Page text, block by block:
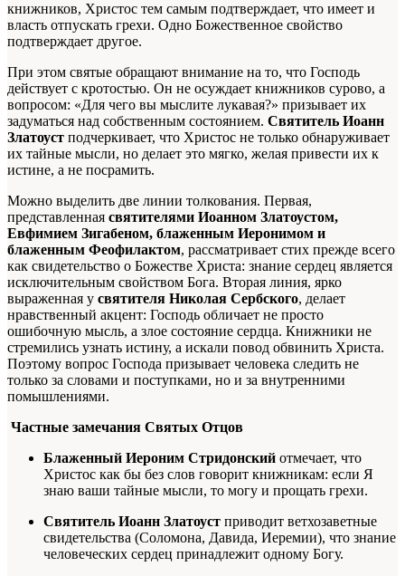
книжников, Христос тем самым подтверждает, что имеет и
власть отпускать грехи. Одно Божественное свойство
подтверждает другое.
При этом святые обращают внимание на то, что Господь
действует с кротостью. Он не осуждает книжников сурово, а
вопросом: «Для чего вы мыслите лукавая?» призывает их
задуматься над собственным состоянием. Святитель Иоанн
Златоуст подчеркивает, что Христос не только обнаруживает
их тайные мысли, но делает это мягко, желая привести их к
истине, а не посрамить.
Можно выделить две линии толкования. Первая,
представленная святителями Иоанном Златоустом,
Евфимием Зигабеном, блаженным Иеронимом и
блаженным Феофилактом, рассматривает стих прежде всего
как свидетельство о Божестве Христа: знание сердец является
исключительным свойством Бога. Вторая линия, ярко
выраженная у святителя Николая Сербского, делает
нравственный акцент: Господь обличает не просто
ошибочную мысль, а злое состояние сердца. Книжники не
стремились узнать истину, а искали повод обвинить Христа.
Поэтому вопрос Господа призывает человека следить не
только за словами и поступками, но и за внутренними
помышлениями.
Частные замечания Святых Отцов
Блаженный Иероним Стридонский отмечает, что
Христос как бы без слов говорит книжникам: если Я
знаю ваши тайные мысли, то могу и прощать грехи.
Святитель Иоанн Златоуст приводит ветхозаветные
свидетельства (Соломона, Давида, Иеремии), что знание
человеческих сердец принадлежит одному Богу.